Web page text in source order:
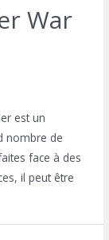
War
est un
nombre de
face à des
il peut être